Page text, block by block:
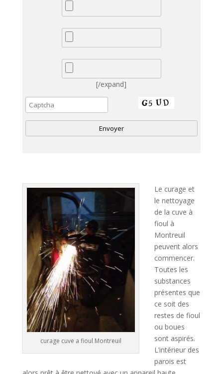
[/expand]
t
curage cuve a fioul Montreuil
Le curage et
le nettoyage
de la cuve à
fioul à
Montreuil
peuvent alors
commencer.
Toutes les
substances
présentes que
ce soit des
restes de fioul
ou boues
sont aspirés.
L’intérieur des
parois est